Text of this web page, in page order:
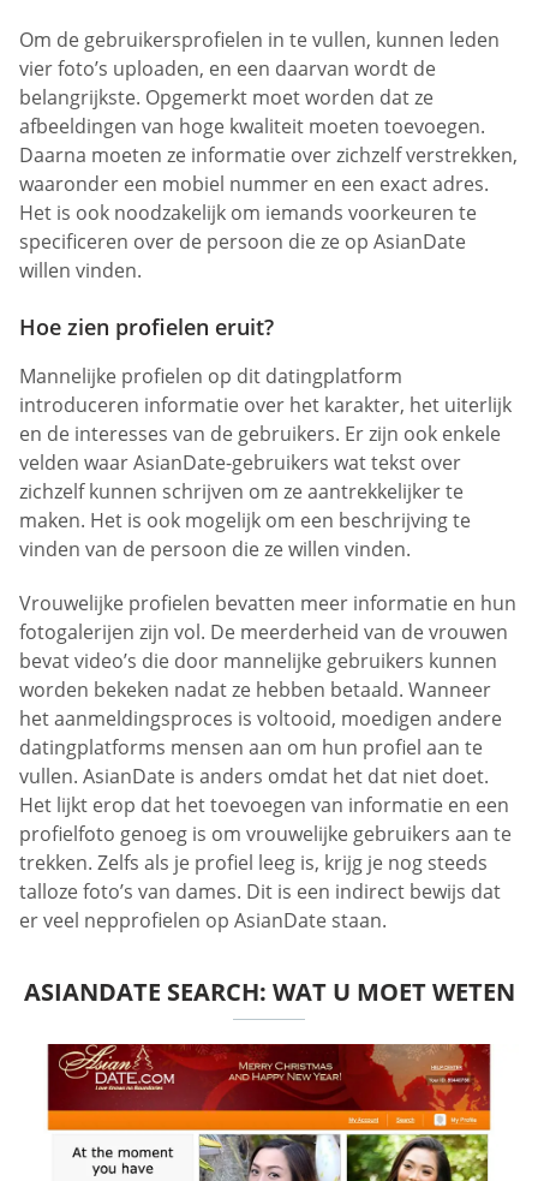
Om de gebruikersprofielen in te vullen, kunnen leden
vier foto’s uploaden, en een daarvan wordt de
belangrijkste. Opgemerkt moet worden dat ze
afbeeldingen van hoge kwaliteit moeten toevoegen.
Daarna moeten ze informatie over zichzelf verstrekken,
waaronder een mobiel nummer en een exact adres.
Het is ook noodzakelijk om iemands voorkeuren te
specificeren over de persoon die ze op AsianDate
willen vinden.
Hoe zien profielen eruit?
Mannelijke profielen op dit datingplatform
introduceren informatie over het karakter, het uiterlijk
en de interesses van de gebruikers. Er zijn ook enkele
velden waar AsianDate-gebruikers wat tekst over
zichzelf kunnen schrijven om ze aantrekkelijker te
maken. Het is ook mogelijk om een beschrijving te
vinden van de persoon die ze willen vinden.
Vrouwelijke profielen bevatten meer informatie en hun
fotogalerijen zijn vol. De meerderheid van de vrouwen
bevat video’s die door mannelijke gebruikers kunnen
worden bekeken nadat ze hebben betaald. Wanneer
het aanmeldingsproces is voltooid, moedigen andere
datingplatforms mensen aan om hun profiel aan te
vullen. AsianDate is anders omdat het dat niet doet.
Het lijkt erop dat het toevoegen van informatie en een
profielfoto genoeg is om vrouwelijke gebruikers aan te
trekken. Zelfs als je profiel leeg is, krijg je nog steeds
talloze foto’s van dames. Dit is een indirect bewijs dat
er veel nepprofielen op AsianDate staan.
ASIANDATE SEARCH: WAT U MOET WETEN